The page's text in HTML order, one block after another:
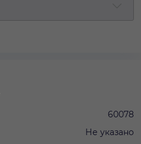
60078
Не указано